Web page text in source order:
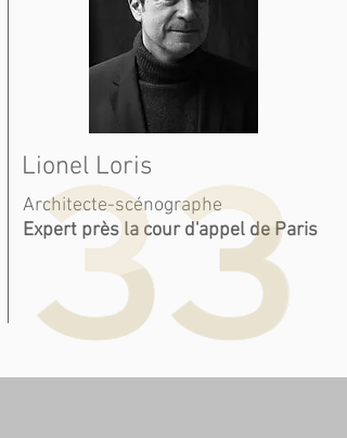
Lionel Loris
Architecte-scénographe
Expert près la cour d'appel de Paris